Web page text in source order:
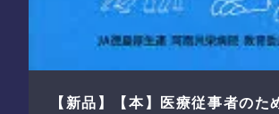
【新品】【本】医療従事者のた